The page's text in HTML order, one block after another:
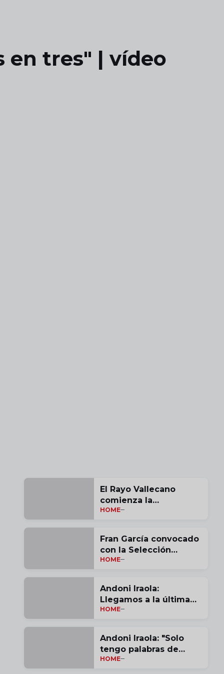
en tres" | vídeo
El Rayo Vallecano
comienza la
pretemporada
HOME
Fran García convocado
con la Selección
Española
HOME
Andoni Iraola:
Llegamos a la última
jornada con opciones |
HOME
Andoni Iraola: "Solo
tengo palabras de
agradecimiento por
HOME